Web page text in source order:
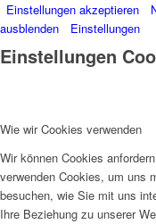
Einstellungen akzeptieren
ausblenden
Einstellungen
Einstellungen
Wie wir Cookies verwenden
Wir können Cookies
verwenden Cookies, um uns
besuchen, wie Sie mit uns
Ihre Beziehung zu unserer